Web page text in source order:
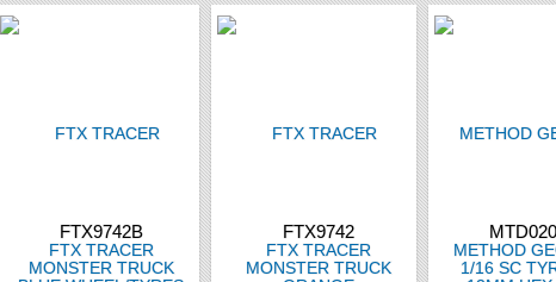
FTX9742B
FTX TRACER
MONSTER TRUCK
FTX9742
FTX TRACER
MONSTER TRUCK
METHOD
1/16 SC